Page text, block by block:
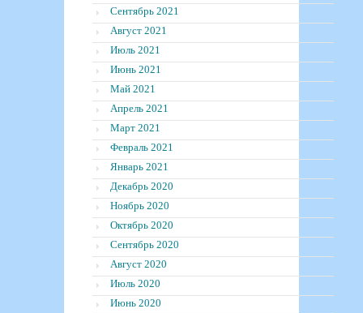
Сентябрь 2021
Август 2021
Июль 2021
Июнь 2021
Май 2021
Апрель 2021
Март 2021
Февраль 2021
Январь 2021
Декабрь 2020
Ноябрь 2020
Октябрь 2020
Сентябрь 2020
Август 2020
Июль 2020
Июнь 2020